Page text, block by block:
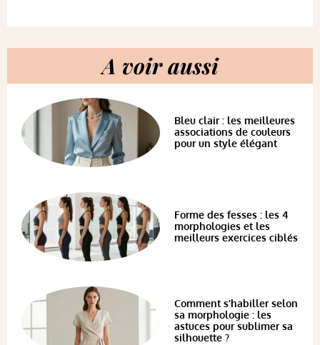
A voir aussi
Bleu clair : les meilleures
associations de couleurs
pour un style élégant
Forme des fesses : les 4
morphologies et les
meilleurs exercices ciblés
Comment s’habiller selon
sa morphologie : les
astuces pour sublimer sa
silhouette ?